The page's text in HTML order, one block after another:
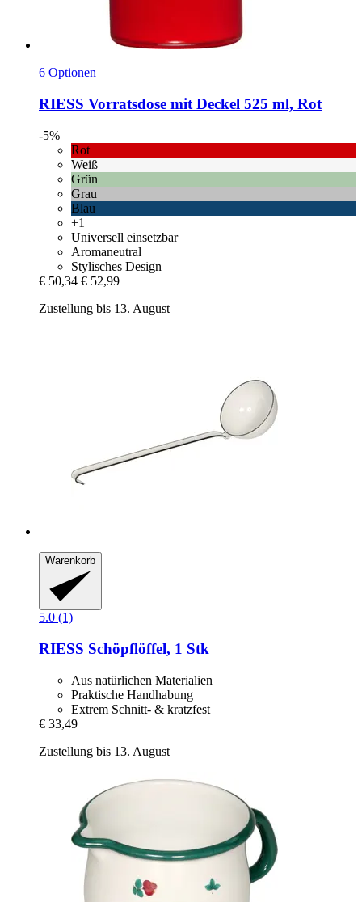
6 Optionen
RIESS Vorratsdose mit Deckel 525 ml, Rot
-5%
Rot
Weiß
Grün
Grau
Blau
+1
Universell einsetzbar
Aromaneutral
Stylisches Design
€ 50,34 € 52,99
Zustellung bis 13. August
Warenkorb
5.0 (1)
RIESS Schöpflöffel, 1 Stk
Aus natürlichen Materialien
Praktische Handhabung
Extrem Schnitt- & kratzfest
€ 33,49
Zustellung bis 13. August